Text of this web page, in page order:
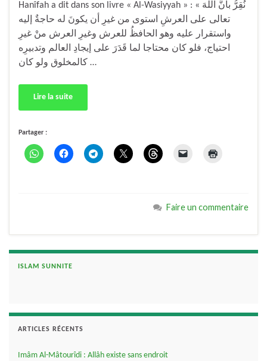
Hanîfah a dit dans son livre « Al-Wasiyyah » : « نُقِرُّ بأنَّ اللهَ
تعالى على العرشِ استوى من غيرِ أن يكونَ له حاجةٌ إليه
واستقرار عليه وهو الحافظُ للعرش وغيرِ العرش منْ غيرِ
احتياج، فلو كان محتاجا لما قَدَرَ على إيجادِ العالم وتدبيرِه
كالمخلوق ولو كان …
Lire la suite
Partager :
Faire un commentaire
ISLAM SUNNITE
ARTICLES RÉCENTS
Imâm Al-Mâtourîdi : Allâh existe sans endroit